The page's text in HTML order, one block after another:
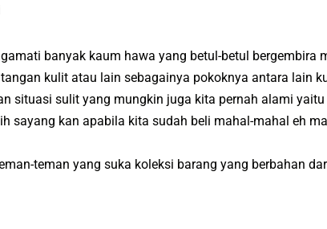
banyak kaum hawa yang betul-betul bergembira
kulit atau lain sebagainya pokoknya antara lain
situasi sulit yang mungkin juga kita pernah alami yaitu
sayang kan apabila kita sudah beli mahal-mahal eh
teman yang suka koleksi barang yang berbahan